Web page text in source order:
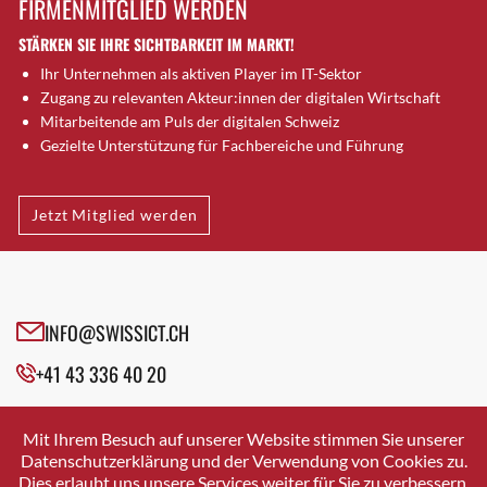
Brütten
Bubendorf
Bubikon
Buchs (SG)
Burgdorf
Bülach
Cazis
Cham
Davos Platz
Davos Platz 1
Dietikon
Dietlikon
FIRMENMITGLIED WERDEN
STÄRKEN SIE IHRE SICHTBARKEIT IM MARKT!
Ihr Unternehmen als aktiven Player im IT-Sektor
Zugang zu relevanten Akteur:innen der digitalen Wirtschaft
Mitarbeitende am Puls der digitalen Schweiz
Gezielte Unterstützung für Fachbereiche und Führung
Jetzt Mitglied werden
INFO@SWISSICT.CH
+41 43 336 40 20
SWISSICT
VULKANSTRASSE 120
8048 ZURICH
Mit Ihrem Besuch auf unserer Website stimmen Sie unserer
Datenschutzerklärung und der Verwendung von Cookies zu.
Dies erlaubt uns unsere Services weiter für Sie zu verbessern.